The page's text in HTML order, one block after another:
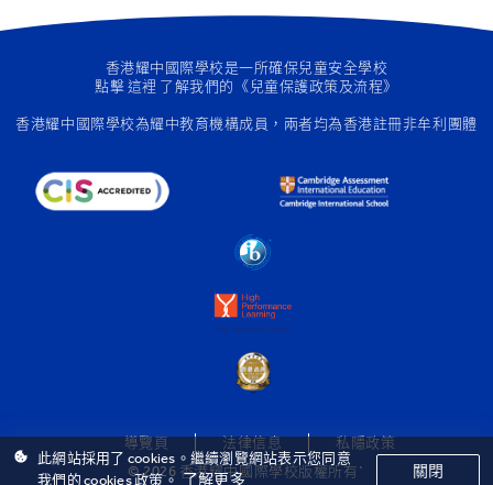
香港耀中國際學校是一所確保兒童安全學校
點擊 這裡 了解我們的《兒童保護政策及流程》
香港耀中國際學校為耀中教育機構成員 ，兩者均為香港註冊非牟利團體
導覽頁 法律信息
私隱政策
© 2026 香港耀中國際學校版權所有`
此網站採用了 cookies。繼續瀏覽網站表示您同意
我們的 cookies 政策。 了解更多 關閉